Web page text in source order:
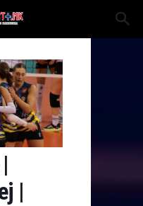
|